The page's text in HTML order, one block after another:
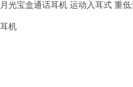
月光宝盒通话耳机 运动入耳式 重
耳机